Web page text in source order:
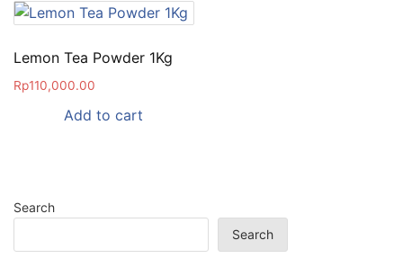
Lemon Tea Powder 1Kg
Rp110,000.00
Add to cart
Search
Search